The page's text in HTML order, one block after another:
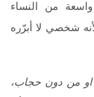
من النساء
شخصي لا أبرّره
او من دون حجاب،